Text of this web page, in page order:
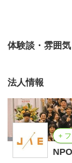
○人と人との“あ
始めること。
の人とこの人が
う視点で、関わ
制度や仕組みづ
前の人に真摯に
○問いを育て、仲
体験談・雰囲気
法人情報
+